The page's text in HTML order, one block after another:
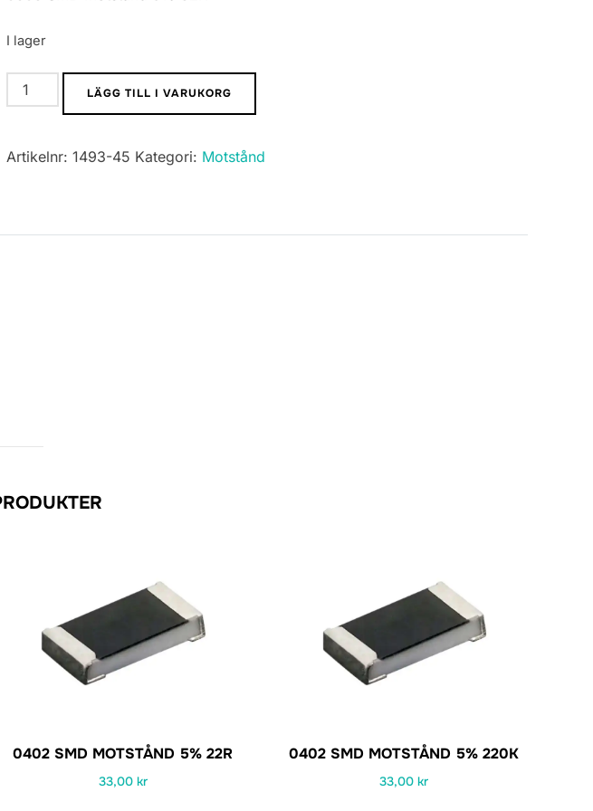
I lager
0603
SMD
5%
LÄGG TILL I VARUKORG
Artikelnr: 1493-45 Kategori: Motstånd
0402 SMD MOTSTÅND 5% 22R
33,00 kr
0402 SMD MOTSTÅND 5% 220K
33,00 kr